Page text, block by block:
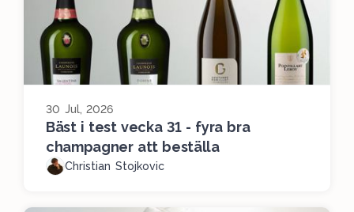
30 Jul, 2026
Bäst i test vecka 31 - fyra bra
champagner att beställa
Christian Stojkovic